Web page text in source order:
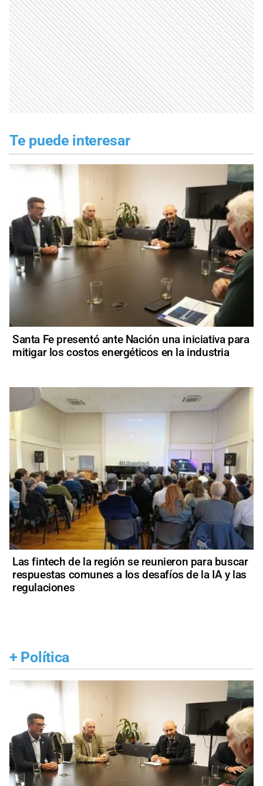
Te puede interesar
Santa Fe presentó ante Nación una iniciativa para
mitigar los costos energéticos en la industria
Las fintech de la región se reunieron para buscar
respuestas comunes a los desafíos de la IA y las
regulaciones
+ Política